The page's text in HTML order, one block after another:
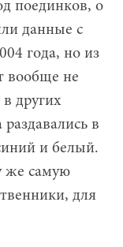
поединков, о
данные с
года, но из
вообще не
других
в
и белый.
же самую
для